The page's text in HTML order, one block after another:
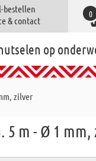
bestellen
& contact
0
op
zilver
5 m - Ø 1 mm,